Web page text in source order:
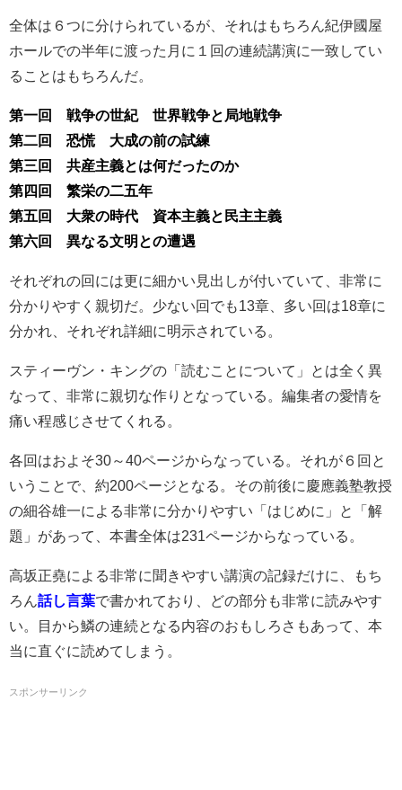
全体は６つに分けられているが、それはもちろん紀伊國屋
ホールでの半年に渡った月に１回の連続講演に一致してい
ることはもちろんだ。
第一回 戦争の世紀 世界戦争と局地戦争
第二回 恐慌 大成の前の試練
第三回 共産主義とは何だったのか
第四回 繁栄の二五年
第五回 大衆の時代 資本主義と民主主義
第六回 異なる文明との遭遇
それぞれの回には更に細かい見出しが付いていて、非常に
分かりやすく親切だ。少ない回でも13章、多い回は18章に
分かれ、それぞれ詳細に明示されている。
スティーヴン・キングの「読むことについて」とは全く異
なって、非常に親切な作りとなっている。編集者の愛情を
痛い程感じさせてくれる。
各回はおよそ30～40ページからなっている。それが６回と
いうことで、約200ページとなる。その前後に慶應義塾教授
の細谷雄一による非常に分かりやすい「はじめに」と「解
題」があって、本書全体は231ページからなっている。
高坂正堯による非常に聞きやすい講演の記録だけに、もち
ろん 話し言葉で書かれており、どの部分も非常に読みやす
い。目から鱗の連続となる内容のおもしろさもあって、本
当に直ぐに読めてしまう。
スポンサーリンク